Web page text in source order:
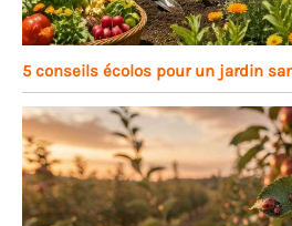
5 conseils écolos pour un jardin